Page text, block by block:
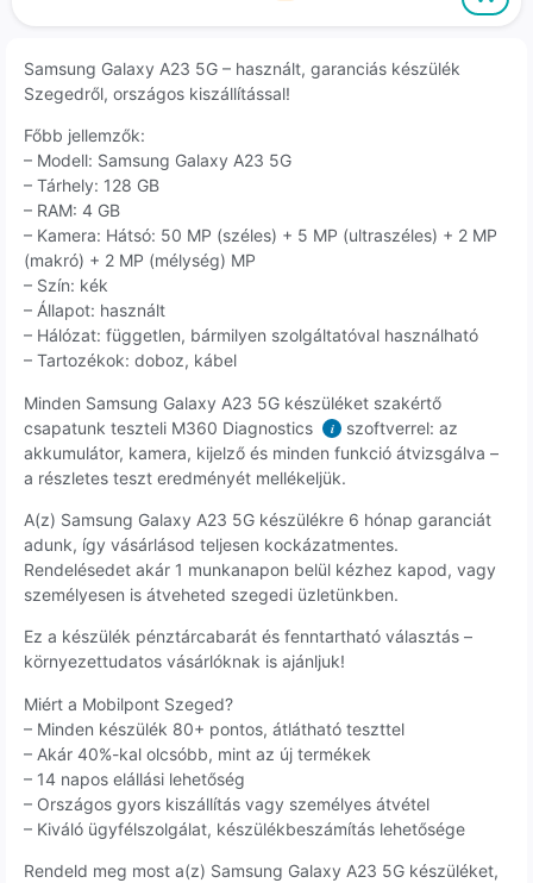
Samsung Galaxy A23 5G – használt, garanciás készülék
Szegedről, országos kiszállítással!
Főbb jellemzők:
– Modell: Samsung Galaxy A23 5G
– Tárhely: 128 GB
– RAM: 4 GB
– Kamera: Hátsó: 50 MP (széles) + 5 MP (ultraszéles) + 2 MP
(makró) + 2 MP (mélység) MP
– Szín: kék
– Állapot: használt
– Hálózat: független, bármilyen szolgáltatóval használható
– Tartozékok: doboz, kábel
Minden Samsung Galaxy A23 5G készüléket szakértő
csapatunk teszteli M360 Diagnostics
i
szoftverrel: az
akkumulátor, kamera, kijelző és minden funkció átvizsgálva –
a részletes teszt eredményét mellékeljük.
A(z) Samsung Galaxy A23 5G készülékre 6 hónap garanciát
adunk, így vásárlásod teljesen kockázatmentes.
Rendelésedet akár 1 munkanapon belül kézhez kapod, vagy
személyesen is átveheted szegedi üzletünkben.
Ez a készülék pénztárcabarát és fenntartható választás –
környezettudatos vásárlóknak is ajánljuk!
Miért a Mobilpont Szeged?
– Minden készülék 80+ pontos, átlátható teszttel
– Akár 40%-kal olcsóbb, mint az új termékek
– 14 napos elállási lehetőség
– Országos gyors kiszállítás vagy személyes átvétel
– Kiváló ügyfélszolgálat, készülékbeszámítás lehetősége
Rendeld meg most a(z) Samsung Galaxy A23 5G készüléket,